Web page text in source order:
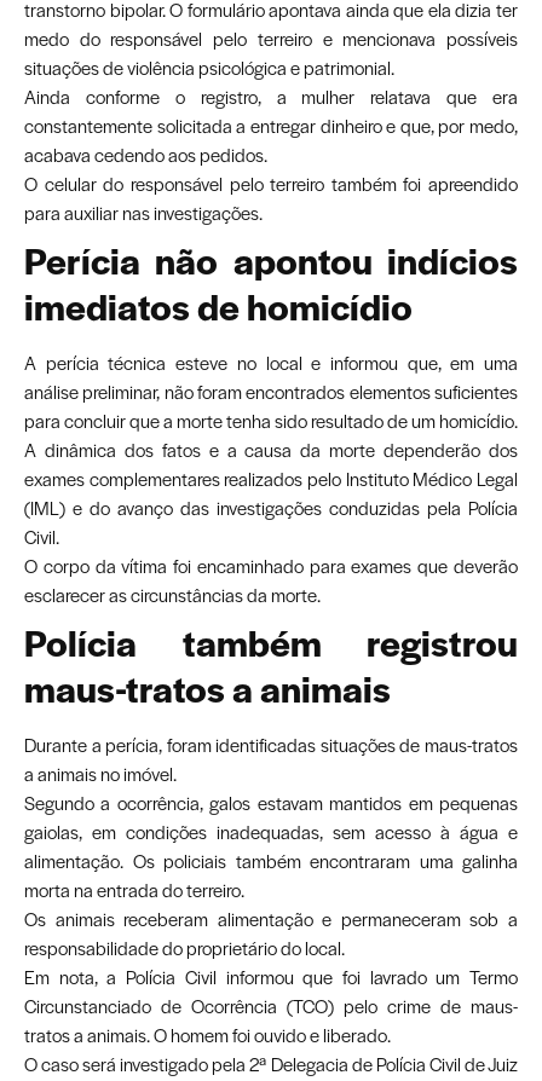
transtorno bipolar. O formulário apontava ainda que ela dizia ter
medo do responsável pelo terreiro e mencionava possíveis
situações de violência psicológica e patrimonial.
Ainda conforme o registro, a mulher relatava que era
constantemente solicitada a entregar dinheiro e que, por medo,
acabava cedendo aos pedidos.
O celular do responsável pelo terreiro também foi apreendido
para auxiliar nas investigações.
Perícia não apontou indícios
imediatos de homicídio
A perícia técnica esteve no local e informou que, em uma
análise preliminar, não foram encontrados elementos suficientes
para concluir que a morte tenha sido resultado de um homicídio.
A dinâmica dos fatos e a causa da morte dependerão dos
exames complementares realizados pelo Instituto Médico Legal
(IML) e do avanço das investigações conduzidas pela Polícia
Civil.
O corpo da vítima foi encaminhado para exames que deverão
esclarecer as circunstâncias da morte.
Polícia também registrou
maus-tratos a animais
Durante a perícia, foram identificadas situações de maus-tratos
a animais no imóvel.
Segundo a ocorrência, galos estavam mantidos em pequenas
gaiolas, em condições inadequadas, sem acesso à água e
alimentação. Os policiais também encontraram uma galinha
morta na entrada do terreiro.
Os animais receberam alimentação e permaneceram sob a
responsabilidade do proprietário do local.
Em nota, a Polícia Civil informou que foi lavrado um Termo
Circunstanciado de Ocorrência (TCO) pelo crime de maus-
tratos a animais. O homem foi ouvido e liberado.
O caso será investigado pela 2ª Delegacia de Polícia Civil de Juiz